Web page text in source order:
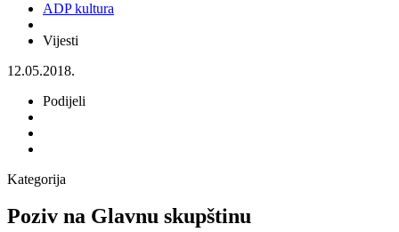
ADP kultura
Vijesti
12.05.2018.
Podijeli
Kategorija
Poziv na Glavnu skupštinu